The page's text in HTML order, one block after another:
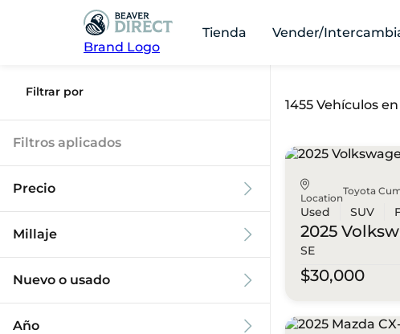
Brand Logo
Tienda Vender/
Filtrar por
Filtros aplicados
Precio
Millaje
Nuevo o usado
Año
1455 Vehículos
Location
Toyota
Used SUV
2025
SE
$30,000